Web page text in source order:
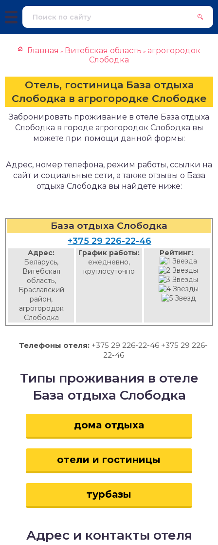
Главная » Витебская область » агрогородок
Слободка
Отель, гостиница База отдыха
Слободка в агрогородке Слободке
Забронировать проживание в отеле База отдыха
Слободка в городе агрогородок Слободка вы
можете при помощи данной формы:
Адрес, номер телефона, режим работы, ссылки на
сайт и социальные сети, а также отзывы о База
отдыха Слободка вы найдете ниже:
База отдыха Слободка
+375 29 226-22-46
Адрес:
Беларусь,
Витебская
область,
Браславский
район,
агрогородок
Слободка
График работы:
ежедневно,
круглосуточно
Рейтинг:
Телефоны отеля: +375 29 226-22-46 +375 29 226-
22-46
Типы проживания в отеле
База отдыха Слободка
дома отдыха
отели и гостиницы
турбазы
Адрес и контакты отеля